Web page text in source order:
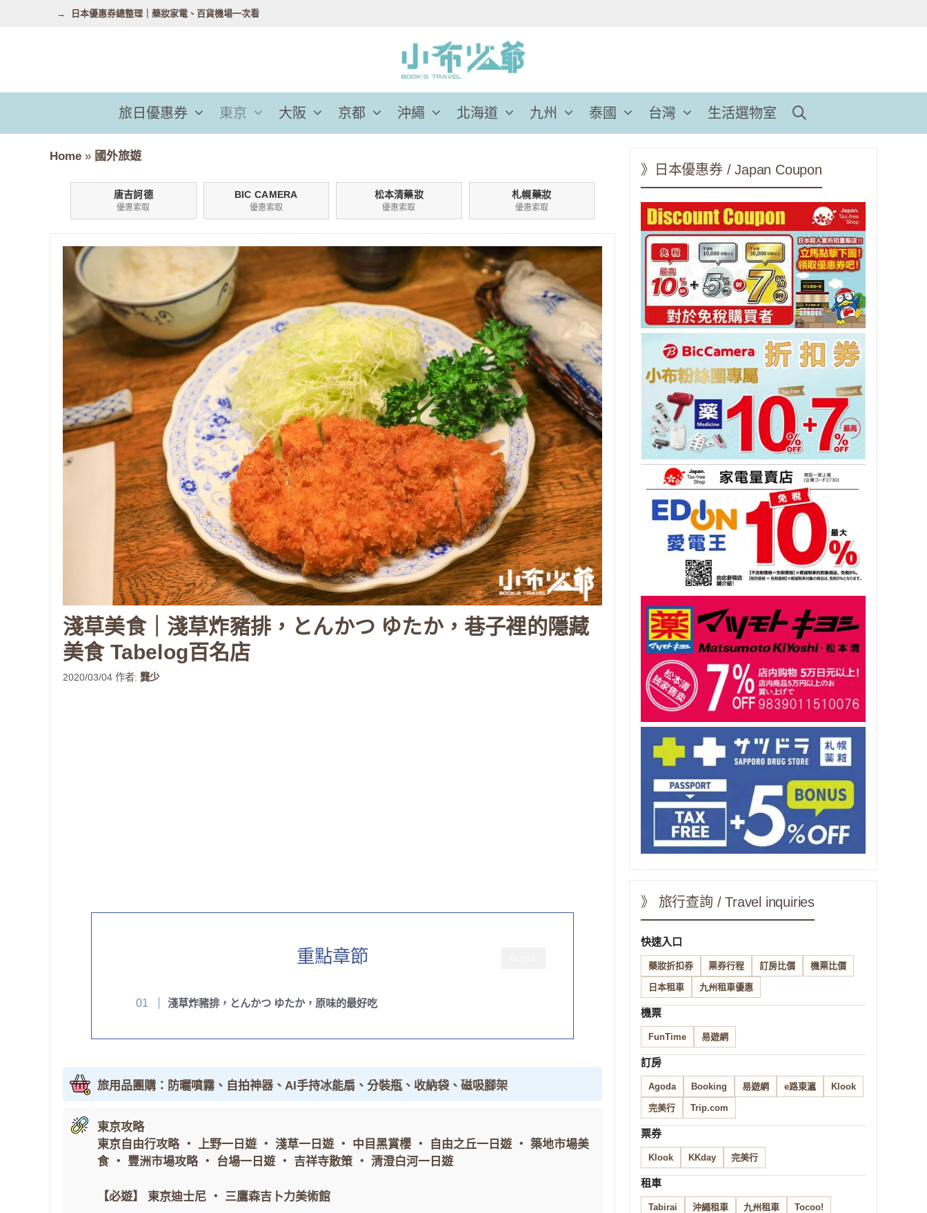
容
日本優惠券總整理｜藥妝家電、百貨機場一次看
旅日優惠券 東京 大阪 京都 沖繩 北海道 九州 泰國 台灣 生活選物室
Home » 國外旅遊
唐吉訶德
優惠索取
BIC CAMERA
優惠索取
松本清藥妝
優惠索取
札幌藥妝
優惠索取
淺草美食｜淺草炸豬排，とんかつ ゆたか，巷子裡的隱藏
美食 Tabelog百名店
2020/03/04 作者: 龔少
重點章節
淺草炸豬排，とんかつ ゆたか，原味的最好吃
旅用品團購：防曬噴霧、自拍神器、AI手持冰能扇、分裝瓶、收納袋、磁吸腳架
東京攻略
東京自由行攻略・ 上野一日遊・ 淺草一日遊・ 中目黑賞櫻 ・ 自由之丘一日遊・ 築地市場美
食・ 豐洲市場攻略・ 台場一日遊・ 吉祥寺散策・ 清澄白河一日遊
【必遊】 東京迪士尼 ・ 三鷹森吉卜力美術館
》日本優惠券 / Japan Coupon
》 旅行查詢 / Travel inquiries
快速入口
藥妝折扣券 票券行程 訂房比價 機票比價
日本租車 九州租車優惠
機票
FunTime 易遊網
訂房
Agoda Booking 易遊網 e路東瀛 Klook
完美行 Trip.com
票券
Klook KKday 完美行
租車
Tabirai 沖繩租車 九州租車 Tocoo!